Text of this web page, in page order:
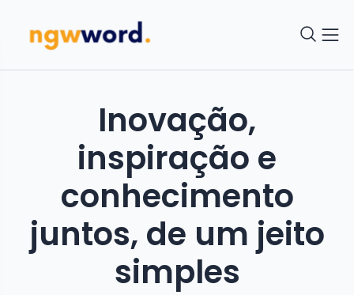
Inovação,
inspiração e
conhecimento
juntos, de um jeito
simples